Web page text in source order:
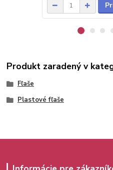
Produkt zaradený v
Fľaše
Plastové fľaše